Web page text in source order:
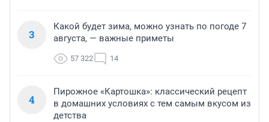
3
Какой будет зима, можно узнать по погоде 7
августа, — важные приметы
57 322 14
4
Пирожное «Картошка»: классический рецепт
в домашних условиях с тем самым вкусом из
детства